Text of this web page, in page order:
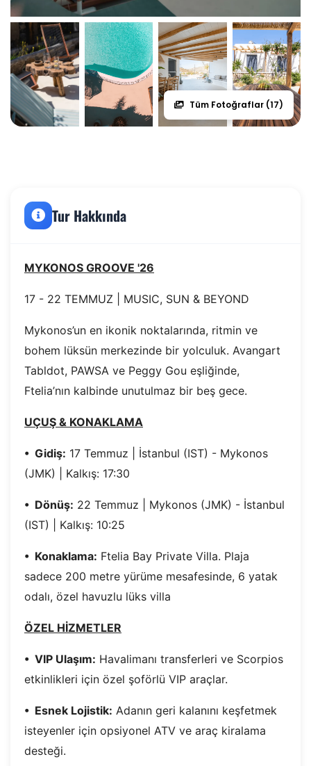
Tüm Fotoğraflar (17)
Tur Hakkında
MYKONOS GROOVE '26
17 - 22 TEMMUZ | MUSIC, SUN & BEYOND
Mykonos’un en ikonik noktalarında, ritmin ve
bohem lüksün merkezinde bir yolculuk. Avangart
Tabldot, PAWSA ve Peggy Gou eşliğinde,
Ftelia’nın kalbinde unutulmaz bir beş gece.
UÇUŞ & KONAKLAMA
•⁠ ⁠Gidiş: 17 Temmuz | İstanbul (IST) - Mykonos
(JMK) | Kalkış: 17:30
•⁠ ⁠Dönüş: 22 Temmuz | Mykonos (JMK) - İstanbul
(IST) | Kalkış: 10:25
•⁠ ⁠Konaklama: Ftelia Bay Private Villa. Plaja
sadece 200 metre yürüme mesafesinde, 6 yatak
odalı, özel havuzlu lüks villa
ÖZEL HİZMETLER
•⁠ ⁠VIP Ulaşım: Havalimanı transferleri ve Scorpios
etkinlikleri için özel şoförlü VIP araçlar.
•⁠ ⁠Esnek Lojistik: Adanın geri kalanını keşfetmek
isteyenler için opsiyonel ATV ve araç kiralama
desteği.